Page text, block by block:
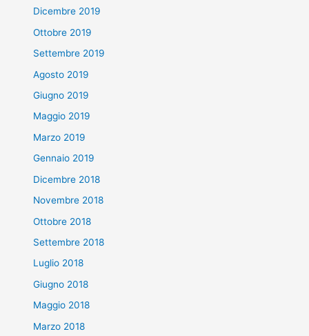
Dicembre 2019
Ottobre 2019
Settembre 2019
Agosto 2019
Giugno 2019
Maggio 2019
Marzo 2019
Gennaio 2019
Dicembre 2018
Novembre 2018
Ottobre 2018
Settembre 2018
Luglio 2018
Giugno 2018
Maggio 2018
Marzo 2018